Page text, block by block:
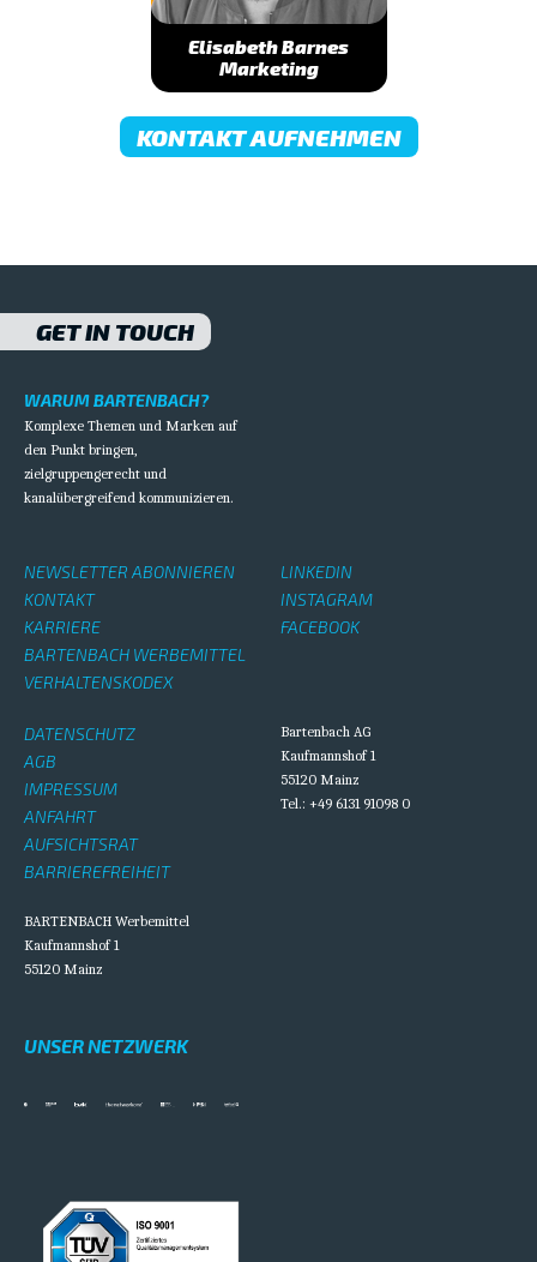
Elisabeth Barnes
Marketing
KONTAKT AUFNEHMEN
GET IN TOUCH
WARUM BARTENBACH?
Komplexe Themen und Marken auf
den Punkt bringen,
zielgruppengerecht und
kanalübergreifend kommunizieren.
NEWSLETTER ABONNIEREN
KONTAKT
KARRIERE
BARTENBACH WERBEMITTEL
VERHALTENSKODEX
LINKEDIN
INSTAGRAM
FACEBOOK
DATENSCHUTZ
AGB
IMPRESSUM
ANFAHRT
AUFSICHTSRAT
BARRIEREFREIHEIT
Bartenbach AG
Kaufmannshof 1
55120 Mainz
Tel.: +49 6131 91098 0
BARTENBACH Werbemittel
Kaufmannshof 1
55120 Mainz
UNSER NETZWERK